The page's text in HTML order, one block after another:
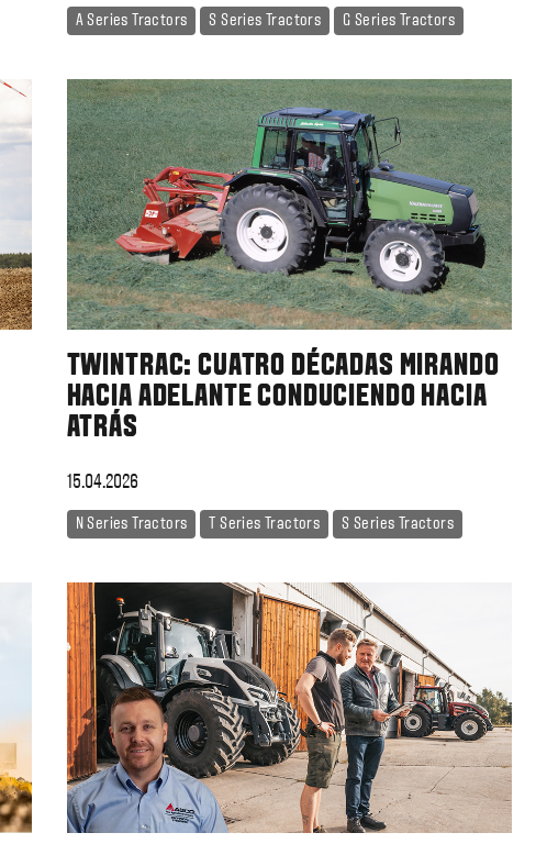
A Series Tractors S Series Tractors G Series Tractors
TWINTRAC: CUATRO DÉCADAS MIRANDO
HACIA ADELANTE CONDUCIENDO HACIA
ATRÁS
15.04.2026
N Series Tractors T Series Tractors S Series Tractors